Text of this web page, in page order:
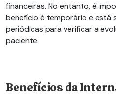
financeiras. No entanto, é
benefício é temporário e está
periódicas para verificar a
paciente.
Benefícios da